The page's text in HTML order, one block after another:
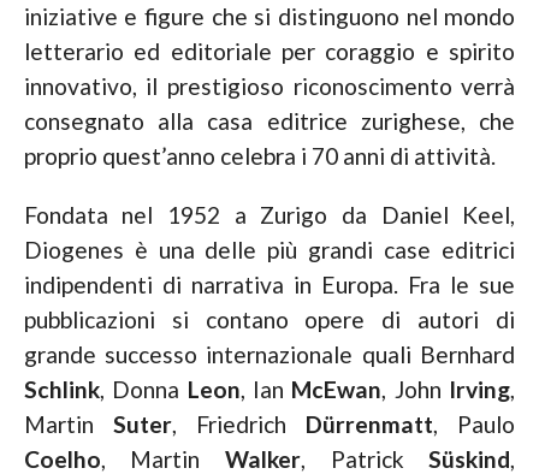
iniziative e figure che si distinguono nel mondo
letterario ed editoriale per coraggio e spirito
innovativo, il prestigioso riconoscimento verrà
consegnato alla casa editrice zurighese, che
proprio quest’anno celebra i 70 anni di attività.
Fondata nel 1952 a Zurigo da Daniel Keel,
Diogenes è una delle più grandi case editrici
indipendenti di narrativa in Europa. Fra le sue
pubblicazioni si contano opere di autori di
grande successo internazionale quali Bernhard
Schlink, Donna Leon, Ian McEwan, John Irving,
Martin Suter, Friedrich Dürrenmatt, Paulo
Coelho, Martin Walker, PatrickSüskind,